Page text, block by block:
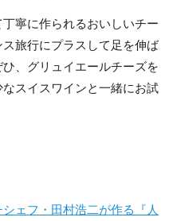
寧に作られるおいしいチー
旅行にプラスして足を伸ば
、グリュイエールチーズを
スイスワインと一緒にお試
ェフ・田村浩二が作る『人